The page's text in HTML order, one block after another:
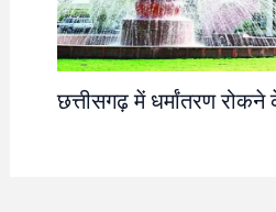
छत्तीसगढ़ में धर्मांतरण